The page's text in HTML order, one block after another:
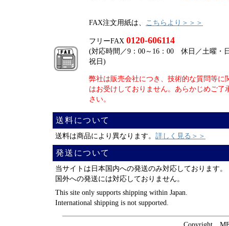
FAX注文用紙は、 こちらより＞＞＞
フリーFAX 0120-606114
(対応時間／9：00～16：00 休日／土曜・
祝日)
弊社は販売会社につき、技術的な質問等に
はお受けしておりません。あらかじめご了
さい。
送料について
送料は商品により異なります。 詳しく見る＞＞
発送について
当サイトは日本国内への発送のみ対応しております。
国外への発送には対応しておりません。
This site only supports shipping within Japan.
International shipping is not supported.